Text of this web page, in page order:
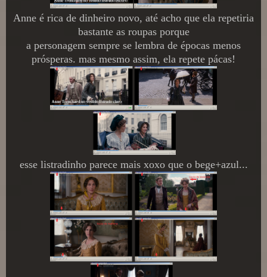
Anne é rica de dinheiro novo, até acho que ela repetiria
bastante as roupas porque
a personagem sempre se lembra de épocas menos
prósperas. mas mesmo assim, ela repete pácas!
esse listradinho parece mais xoxo que o bege+azul...